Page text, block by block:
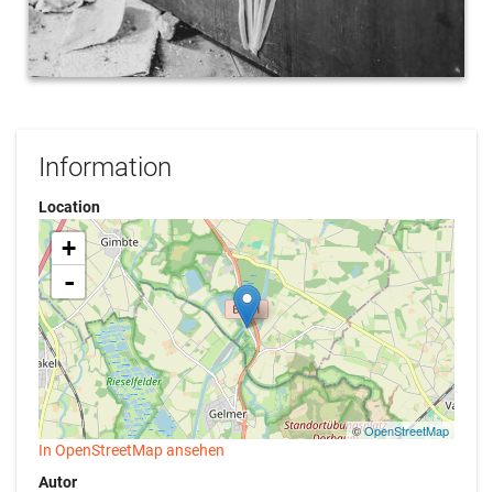
Information
Location
+
-
©OpenStreetMap
In OpenStreetMap ansehen
Autor